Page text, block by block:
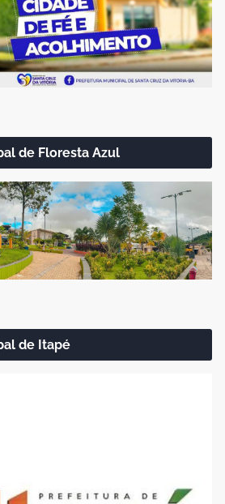
de Floresta Azul
de Itapé